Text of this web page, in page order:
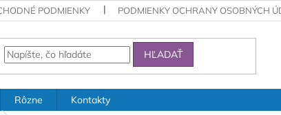
PODMIENKY PODMIENKY OCHRANY OSOBNÝCH
HĽADAŤ
Rôzne
Kontakty